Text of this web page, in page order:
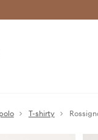
T-shirty